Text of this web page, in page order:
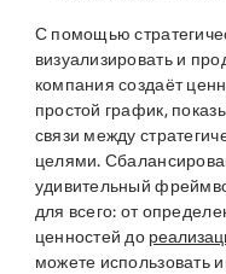
С помощью
визуализировать и
компания создаёт
простой график,
связи между
целями.
удивительный
для всего: от
ценностей до
можете использовать